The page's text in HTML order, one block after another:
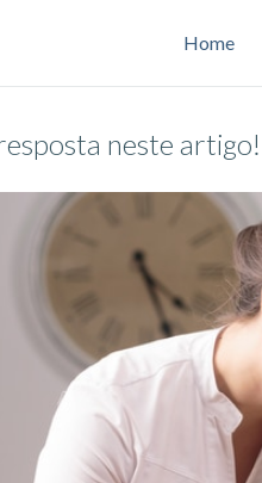
Home
neste artigo!